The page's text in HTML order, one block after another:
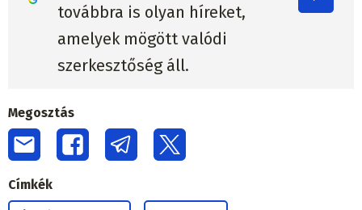
továbbra is olyan híreket,
amelyek mögött valódi
szerkesztőség áll.
Megosztás
Címkék